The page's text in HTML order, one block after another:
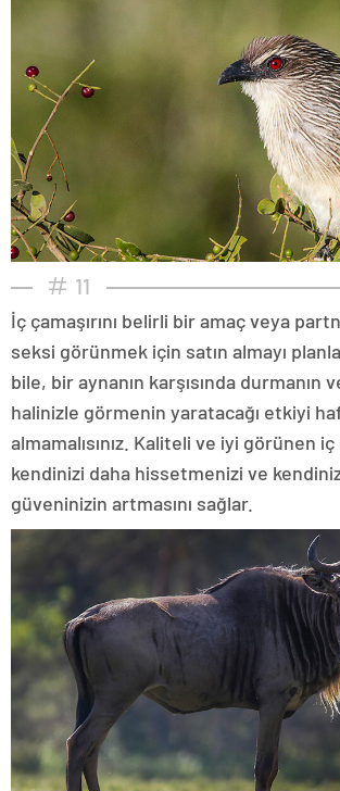
11
İç çamaşırını belirli bir amaç veya
seksi görünmek için satın almayı
bile, bir aynanın karşısında durmanın
halinizle görmenin yaratacağı etkiyi
almamalısınız. Kaliteli ve iyi görünen iç
kendinizi daha hissetmenizi ve
güveninizin artmasını sağlar.